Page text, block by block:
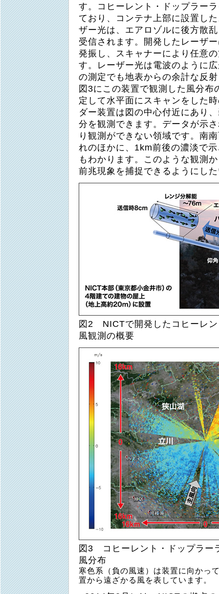
す。コヒーレント・ドップラー
ており、コンテナ上部に設置し
ザー光は、エアロゾルに後方散
受信されます。開発したレーザ
発振し、スキャナーにより任意
す。レーザー光は電波のように
の測定でも地表からの余計な反
図3にこの装置で観測した風分
定して水平面にスキャンをした
ダー装置は図の中心付近にあり
分を観測できます。データが示
り観測ができない領域です。南
れのほかに、1km前後の濃淡で
もわかります。このような観測
前兆現象を捕捉できるようにし
図2 NICTで開発したコヒーレ
風観測の概要
図3 コヒーレント・ドップラー
風分布
寒色系（負の風速）は装置に向かっ
置から遠ざかる風を表しています。